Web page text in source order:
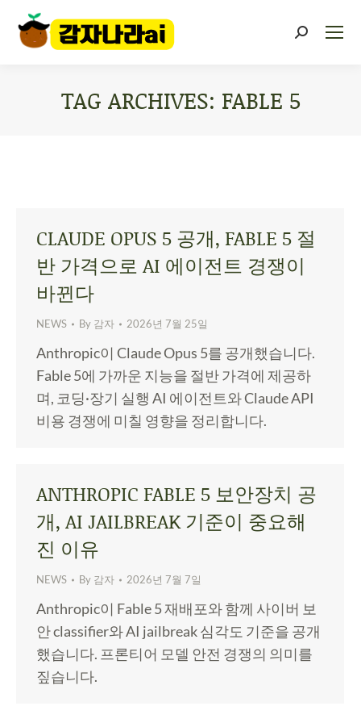
TAG ARCHIVES: FABLE 5
CLAUDE OPUS 5 공개, FABLE 5 절
반 가격으로 AI 에이전트 경쟁이
바뀐다
NEWS By 감자 2026년 7월 25일
Anthropic이 Claude Opus 5를 공개했습니다.
Fable 5에 가까운 지능을 절반 가격에 제공하
며, 코딩·장기 실행 AI 에이전트와 Claude API
비용 경쟁에 미칠 영향을 정리합니다.
ANTHROPIC FABLE 5 보안장치 공
개, AI JAILBREAK 기준이 중요해
진 이유
NEWS By 감자 2026년 7월 7일
Anthropic이 Fable 5 재배포와 함께 사이버 보
안 classifier와 AI jailbreak 심각도 기준을 공개
했습니다. 프론티어 모델 안전 경쟁의 의미를
짚습니다.